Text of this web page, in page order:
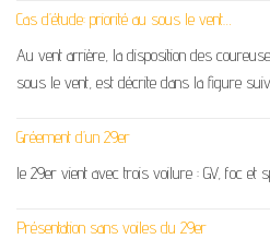
Cas d’étude: priorité au sous le vent…
Au vent arrière, la disposition des
sous le vent, est décrite dans la figure
Gréement d’un 29er
le 29er vient avec trois voilure : GV, foc et
Présentation sans voiles du 29er